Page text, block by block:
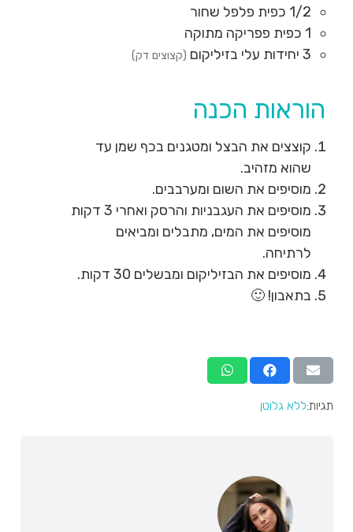
1/2 כפית פלפל שחור
1 כפית פפריקה מתוקה
3 יחידות עלי בזיליקום (קצוצים דק)
הוראות הכנה
קוצצים את הבצל ומטגנים בכף שמן עד
שהוא מזהיב.
מוסיפים את השום ומערבבים.
מוסיפים את העגבניות והרסק ואחרי 3 דקות
מוסיפים את המים, מתבלים ומביאים
לרתיחה.
מוסיפים את הבזיליקום ומבשלים 30 דקות.
בתאבון! 🙂
תגיות:ללא גלוטן